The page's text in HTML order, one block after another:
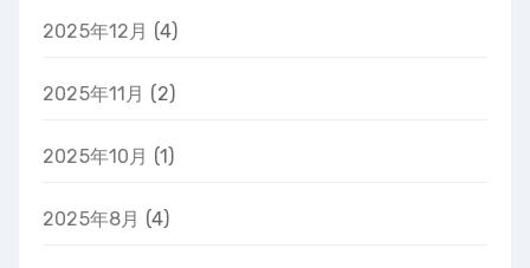
2025年12月 (4)
2025年11月 (2)
2025年10月 (1)
2025年8月 (4)